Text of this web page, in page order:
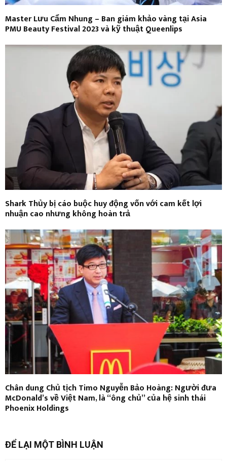
Master Lưu Cẩm Nhung – Ban giám khảo vàng tại Asia
PMU Beauty Festival 2023 và kỹ thuật Queenlips
Shark Thủy bị cáo buộc huy động vốn với cam kết lợi
nhuận cao nhưng không hoàn trả
Chân dung Chủ tịch Timo Nguyễn Bảo Hoàng: Người đưa
McDonald’s về Việt Nam, là “ông chủ” của hệ sinh thái
Phoenix Holdings
ĐỂ LẠI MỘT BÌNH LUẬN